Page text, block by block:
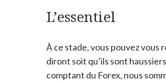
L’essentiel
À ce stade, vous pouvez
diront soit qu’ils sont
comptant du Forex, nous